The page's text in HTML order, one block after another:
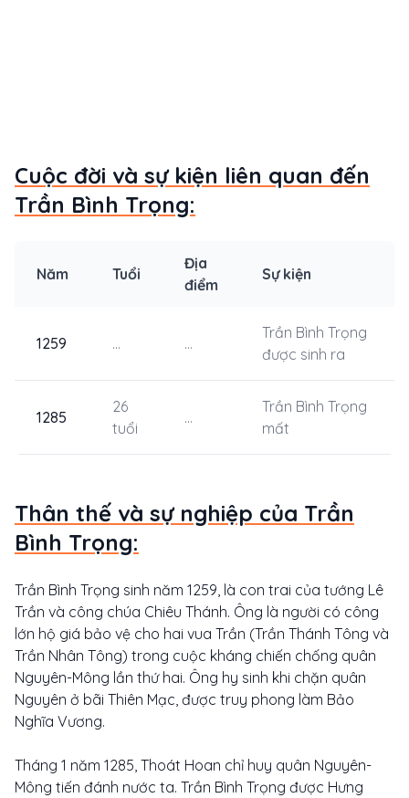
Cuộc đời và sự kiện liên quan đến
Trần Bình Trọng:
Năm Tuổi
Địa
điểm
Sự kiện
1259 ... ...
Trần Bình Trọng
được sinh ra
1285
26
tuổi
...
Trần Bình Trọng
mất
Thân thế và sự nghiệp của Trần
Bình Trọng:
Trần Bình Trọng sinh năm 1259, là con trai của tướng Lê
Trần và công chúa Chiêu Thánh. Ông là người có công
lớn hộ giá bảo vệ cho hai vua Trần (Trần Thánh Tông và
Trần Nhân Tông) trong cuộc kháng chiến chống quân
Nguyên-Mông lần thứ hai. Ông hy sinh khi chặn quân
Nguyên ở bãi Thiên Mạc, được truy phong làm Bảo
Nghĩa Vương.
Tháng 1 năm 1285, Thoát Hoan chỉ huy quân Nguyên-
Mông tiến đánh nước ta. Trần Bình Trọng được Hưng